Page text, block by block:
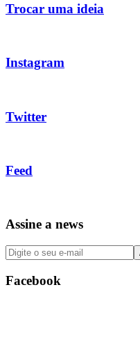
Trocar uma ideia
Instagram
Twitter
Feed
Assine a news
Facebook